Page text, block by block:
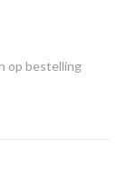
op bestelling